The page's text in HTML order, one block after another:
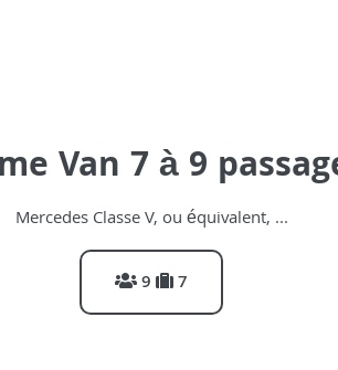
Van 7 à 9
Mercedes Classe V, ou équivalent, ...
9 7